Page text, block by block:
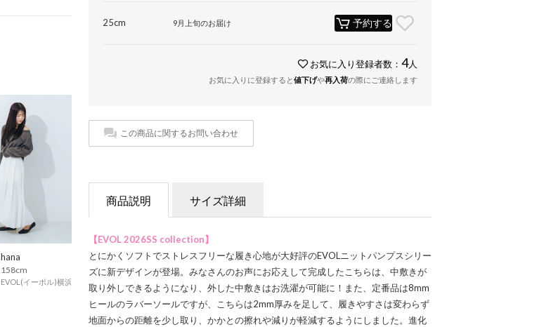
hana
158cm
EVOL(イーボル)横浜ジョイナス店
25cm 9月上旬のお届け 予約する
お気に入り登録者数： 4人
お気に入りに登録すると値下げや再入荷の際にご連絡します
この商品に関するお問い合わせ
商品説明 サイズ詳細
【EVOL 2026SS collection】
とにかくソフトでストレスフリーな履き心地が大好評のEVOLニットパンプスシリー
ズに新デザインが登場。みなさんのお声にお応えして完成したこちらは、中敷きが
取り外しできるようになり、外した中敷きはお洗濯が可能に！また、定番品は8mm
ヒールのラバーソールですが、こちらは2mm厚みを足して、履きやすさは変わらず
地面からの距離を少し取り、かかとの擦れや減りが軽減するようにしました。進化